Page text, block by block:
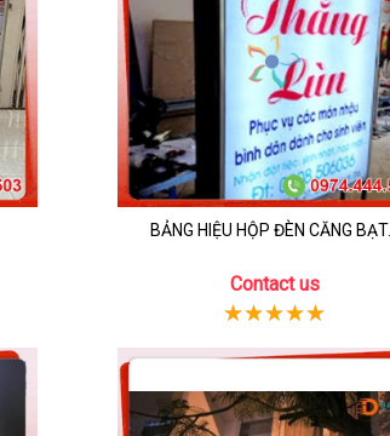
BẢNG HIỆU HỘP ĐÈN CĂNG BẠT...
Contact us